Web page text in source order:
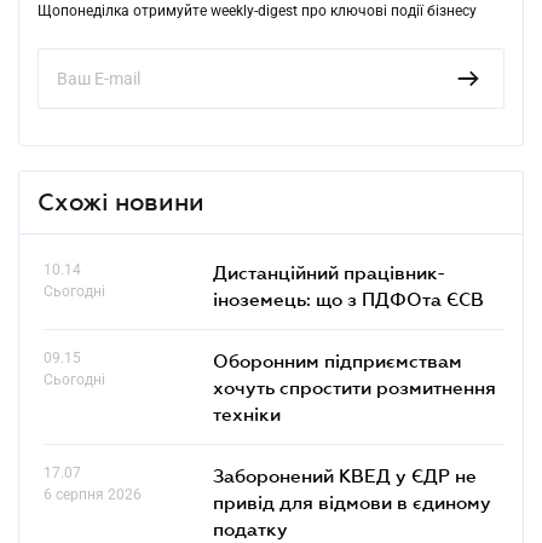
Щопонеділка отримуйте weekly-digest про ключові події бізнесу
Схожі новини
10.14
Сьогодні
Дистанційний працівник-
іноземець: що з ПДФОта ЄСВ
09.15
Сьогодні
Оборонним підприємствам
хочуть спростити розмитнення
техніки
17.07
6 серпня 2026
Заборонений КВЕД у ЄДР не
привід для відмови в єдиному
податку